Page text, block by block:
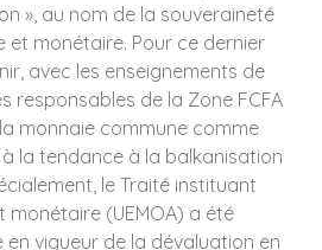
», au nom de la souveraineté
et monétaire. Pour ce dernier
avec les enseignements de
responsables de la Zone FCFA
monnaie commune comme
la tendance à la balkanisation
le Traité instituant
monétaire (UEMOA) a été
en vigueur de la dévaluation en